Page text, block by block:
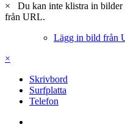
×
Du kan inte klistra in
från URL.
Lägg in bild från
×
Skrivbord
Surfplatta
Telefon